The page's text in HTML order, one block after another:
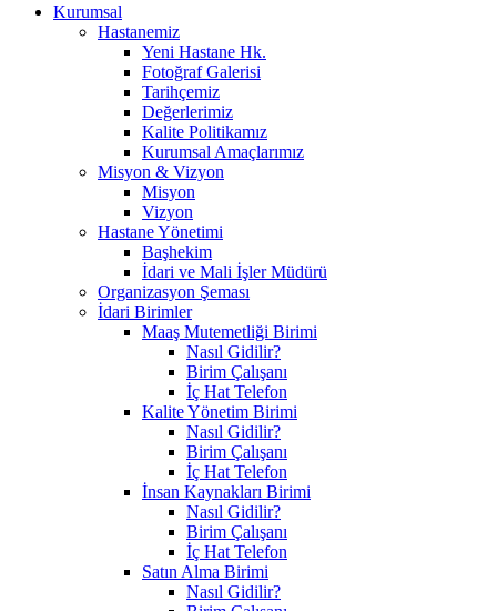
Kurumsal
Hastanemiz
Yeni Hastane Hk.
Fotoğraf Galerisi
Tarihçemiz
Değerlerimiz
Kalite Politikamız
Kurumsal Amaçlarımız
Misyon & Vizyon
Misyon
Vizyon
Hastane Yönetimi
Başhekim
İdari ve Mali İşler Müdürü
Organizasyon Şeması
İdari Birimler
Maaş Mutemetliği Birimi
Nasıl Gidilir?
Birim Çalışanı
İç Hat Telefon
Kalite Yönetim Birimi
Nasıl Gidilir?
Birim Çalışanı
İç Hat Telefon
İnsan Kaynakları Birimi
Nasıl Gidilir?
Birim Çalışanı
İç Hat Telefon
Satın Alma Birimi
Nasıl Gidilir?